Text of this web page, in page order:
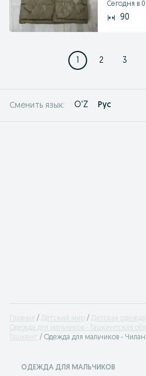
Сегодня в
90
1 2 3
Сменить язык: O'Z Рус
Главная Детский мир Детская одежда
Одежда для мальчиков - Ташкентская
Ташкент
Одежда для мальчиков -
ОДЕЖДА ДЛЯ МАЛЬЧИКОВ